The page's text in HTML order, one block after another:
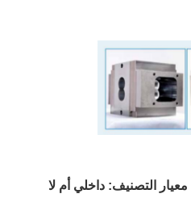
معيار التصنيف: داخلي أم لا